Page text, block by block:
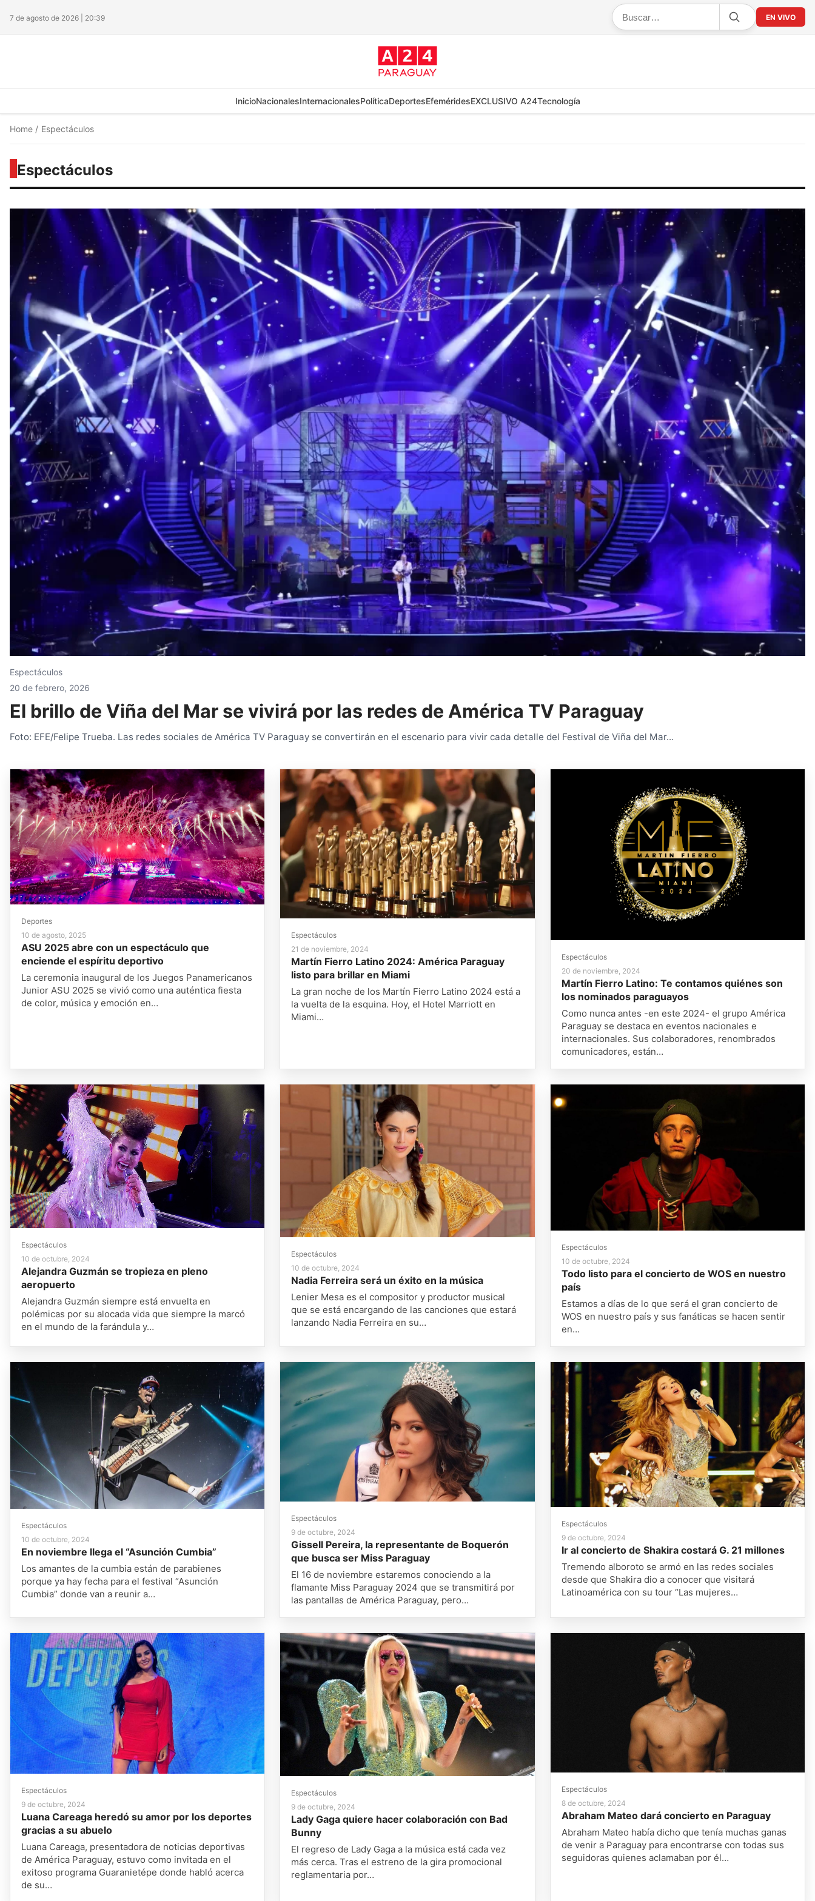
7 de agosto de 2026 | 20:39 EN VIVO
InicioNacionalesInternacionalesPolíticaDeportesEfeméridesEXCLUSIVO A24Tecnología
Home / Espectáculos
Espectáculos
Espectáculos
20 de febrero, 2026
El brillo de Viña del Mar se vivirá por las redes de América TV Paraguay
Foto: EFE/Felipe Trueba. Las redes sociales de América TV Paraguay se convertirán en el escenario para vivir cada detalle del Festival de Viña del Mar...
Deportes
10 de agosto, 2025
ASU 2025 abre con un espectáculo que
enciende el espíritu deportivo
La ceremonia inaugural de los Juegos Panamericanos
Junior ASU 2025 se vivió como una auténtica fiesta
de color, música y emoción en…
Espectáculos
21 de noviembre, 2024
Martín Fierro Latino 2024: América Paraguay
listo para brillar en Miami
La gran noche de los Martín Fierro Latino 2024 está a
la vuelta de la esquina. Hoy, el Hotel Marriott en
Miami…
Espectáculos
20 de noviembre, 2024
Martín Fierro Latino: Te contamos quiénes son
los nominados paraguayos
Como nunca antes -en este 2024- el grupo América
Paraguay se destaca en eventos nacionales e
internacionales. Sus colaboradores, renombrados
comunicadores, están…
Espectáculos
10 de octubre, 2024
Alejandra Guzmán se tropieza en pleno
aeropuerto
Alejandra Guzmán siempre está envuelta en
polémicas por su alocada vida que siempre la marcó
en el mundo de la farándula y…
Espectáculos
10 de octubre, 2024
Nadia Ferreira será un éxito en la música
Lenier Mesa es el compositor y productor musical
que se está encargando de las canciones que estará
lanzando Nadia Ferreira en su…
Espectáculos
10 de octubre, 2024
Todo listo para el concierto de WOS en nuestro
país
Estamos a días de lo que será el gran concierto de
WOS en nuestro país y sus fanáticas se hacen sentir
en…
Espectáculos
10 de octubre, 2024
En noviembre llega el “Asunción Cumbia”
Los amantes de la cumbia están de parabienes
porque ya hay fecha para el festival “Asunción
Cumbia” donde van a reunir a…
Espectáculos
9 de octubre, 2024
Gissell Pereira, la representante de Boquerón
que busca ser Miss Paraguay
El 16 de noviembre estaremos conociendo a la
flamante Miss Paraguay 2024 que se transmitirá por
las pantallas de América Paraguay, pero…
Espectáculos
9 de octubre, 2024
Ir al concierto de Shakira costará G. 21 millones
Tremendo alboroto se armó en las redes sociales
desde que Shakira dio a conocer que visitará
Latinoamérica con su tour “Las mujeres…
Espectáculos
9 de octubre, 2024
Luana Careaga heredó su amor por los deportes
gracias a su abuelo
Luana Careaga, presentadora de noticias deportivas
de América Paraguay, estuvo como invitada en el
exitoso programa Guaranietépe donde habló acerca
de su…
Espectáculos
9 de octubre, 2024
Lady Gaga quiere hacer colaboración con Bad
Bunny
El regreso de Lady Gaga a la música está cada vez
más cerca. Tras el estreno de la gira promocional
reglamentaria por…
Espectáculos
8 de octubre, 2024
Abraham Mateo dará concierto en Paraguay
Abraham Mateo había dicho que tenía muchas ganas
de venir a Paraguay para encontrarse con todas sus
seguidoras quienes aclamaban por él…